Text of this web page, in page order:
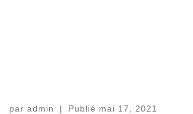
par admin | Publié mai 17, 2021